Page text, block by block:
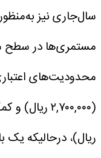
سال‌جاری نیز
مستمری‌ها در سطح
محدودیت‌های
ریال)، درحالیکه